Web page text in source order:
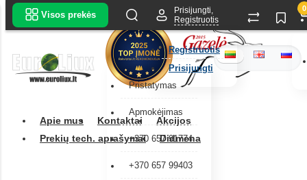
Pristatymas
Apmokėjimas
+370 657 91774
+370 657 99403
Apie mus Kontaktai
Akcijos
Prekių tech. aprašymai
Didmena
Visos prekės
Prisijungti,
Registruotis
Registruotis
Prisijungti
0